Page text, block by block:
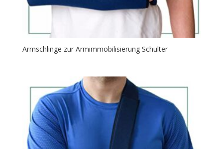
Armschlinge zur Armimmobilisierung Schulter